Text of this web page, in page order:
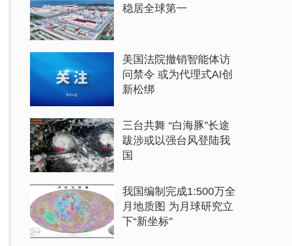
稳居全球第一
美国法院撤销智能体访
问禁令 或为代理式AI创
新松绑
三台共舞 “白海豚”长途
跋涉或以强台风登陆我
国
我国编制完成1:500万全
月地质图 为月球研究立
下“新坐标”